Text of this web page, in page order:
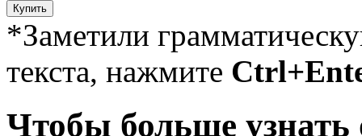
Купить
*Заметили
текста, нажмите
Чтобы больше